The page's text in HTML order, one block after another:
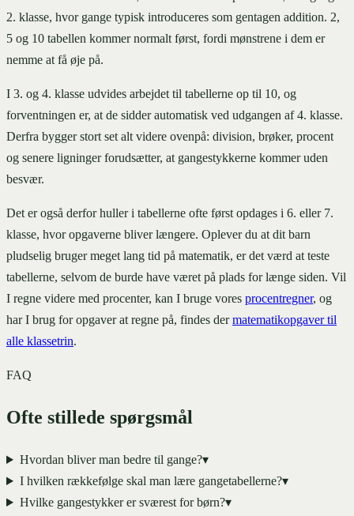
2. klasse, hvor gange typisk introduceres som gentagen addition. 2,
5 og 10 tabellen kommer normalt først, fordi mønstrene i dem er
nemme at få øje på.
I 3. og 4. klasse udvides arbejdet til tabellerne op til 10, og
forventningen er, at de sidder automatisk ved udgangen af 4. klasse.
Derfra bygger stort set alt videre ovenpå: division, brøker, procent
og senere ligninger forudsætter, at gangestykkerne kommer uden
besvær.
Det er også derfor huller i tabellerne ofte først opdages i 6. eller 7.
klasse, hvor opgaverne bliver længere. Oplever du at dit barn
pludselig bruger meget lang tid på matematik, er det værd at teste
tabellerne, selvom de burde have været på plads for længe siden. Vil
I regne videre med procenter, kan I bruge vores procentregner, og
har I brug for opgaver at regne på, findes der matematikopgaver til
alle klassetrin.
FAQ
Ofte stillede spørgsmål
Hvordan bliver man bedre til gange?▾
I hvilken rækkefølge skal man lære gangetabellerne?▾
Hvilke gangestykker er sværest for børn?▾